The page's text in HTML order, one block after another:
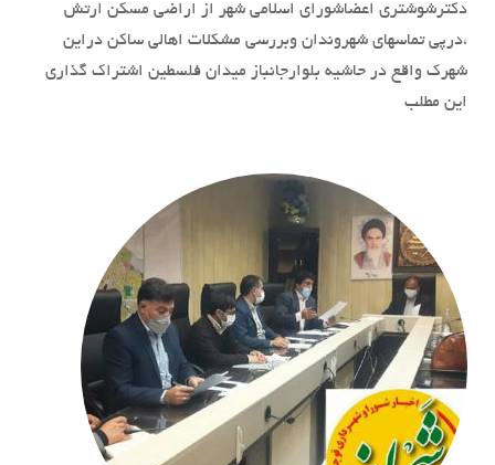
دکترشوشتری اعضاشورای اسلامی شهر از اراضی مسکن ارتش
،درپی تماسهای شهروندان وبررسی مشکلات اهالی ساکن دراین
شهرک واقع در حاشیه بلوارجانباز میدان فلسطین اشتراک گذاری
این مطلب